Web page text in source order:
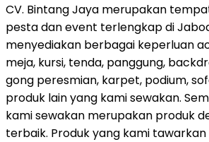
CV. Bintang Jaya merupakan
pesta dan event terlengkap di
menyediakan berbagai keperluan
meja, kursi, tenda, panggung,
gong peresmian, karpet, podium,
produk lain yang kami sewakan.
kami sewakan merupakan produk
terbaik. Produk yang kami tawarkan